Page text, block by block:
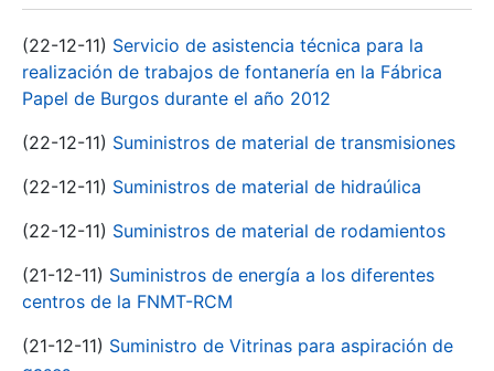
(22-12-11) Servicio de asistencia técnica para la
realización de trabajos de fontanería en la Fábrica
Papel de Burgos durante el año 2012
(22-12-11) Suministros de material de transmisiones
(22-12-11) Suministros de material de hidraúlica
(22-12-11) Suministros de material de rodamientos
(21-12-11) Suministros de energía a los diferentes
centros de la FNMT-RCM
(21-12-11) Suministro de Vitrinas para aspiración de